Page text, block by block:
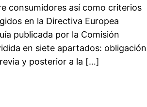
consumidores así como criterios
en la Directiva Europea
publicada por la Comisión
en siete apartados: obligación
y posterior a la […]